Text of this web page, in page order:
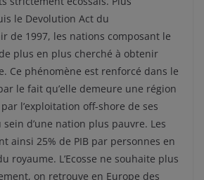
le Devolution Act du
de 1997, les nations composant le
plus en plus cherché à obtenir
Ce phénomène est renforcé dans le
le fait qu’elle demeure une région
l’exploitation off-shore de ses
d’une nation plus pauvre. Les
ainsi 25% de PIB par personnes en
royaume. L’Ecosse ne souhaite plus
on retrouve en Europe des